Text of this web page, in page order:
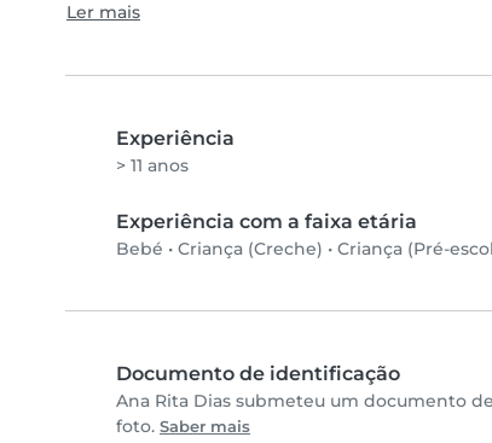
Ler mais
Experiência
> 11 anos
Experiência com a faixa etária
Bebé • Criança (Creche) • Criança (Pré-
Documento de identificação
Ana Rita Dias submeteu um documento
foto. Saber mais